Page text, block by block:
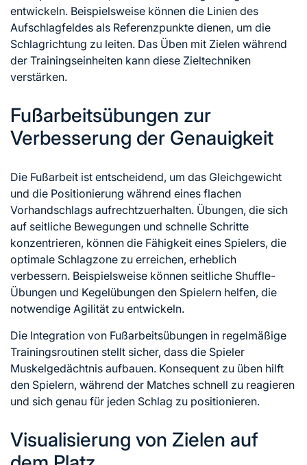
entwickeln. Beispielsweise können die Linien des
Aufschlagfeldes als Referenzpunkte dienen, um die
Schlagrichtung zu leiten. Das Üben mit Zielen während
der Trainingseinheiten kann diese Zieltechniken
verstärken.
Fußarbeitsübungen zur
Verbesserung der Genauigkeit
Die Fußarbeit ist entscheidend, um das Gleichgewicht
und die Positionierung während eines flachen
Vorhandschlags aufrechtzuerhalten. Übungen, die sich
auf seitliche Bewegungen und schnelle Schritte
konzentrieren, können die Fähigkeit eines Spielers, die
optimale Schlagzone zu erreichen, erheblich
verbessern. Beispielsweise können seitliche Shuffle-
Übungen und Kegelübungen den Spielern helfen, die
notwendige Agilität zu entwickeln.
Die Integration von Fußarbeitsübungen in regelmäßige
Trainingsroutinen stellt sicher, dass die Spieler
Muskelgedächtnis aufbauen. Konsequent zu üben hilft
den Spielern, während der Matches schnell zu reagieren
und sich genau für jeden Schlag zu positionieren.
Visualisierung von Zielen auf